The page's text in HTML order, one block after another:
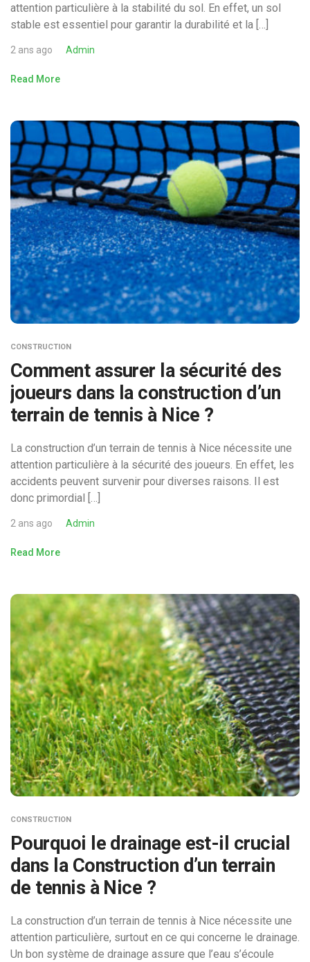
attention particulière à la stabilité du sol. En effet, un sol
stable est essentiel pour garantir la durabilité et la […]
2 ans ago Admin
Read More
CONSTRUCTION
Comment assurer la sécurité des
joueurs dans la construction d’un
terrain de tennis à Nice ?
La construction d’un terrain de tennis à Nice nécessite une
attention particulière à la sécurité des joueurs. En effet, les
accidents peuvent survenir pour diverses raisons. Il est
donc primordial […]
2 ans ago Admin
Read More
CONSTRUCTION
Pourquoi le drainage est-il crucial
dans la Construction d’un terrain
de tennis à Nice ?
La construction d’un terrain de tennis à Nice nécessite une
attention particulière, surtout en ce qui concerne le drainage.
Un bon système de drainage assure que l’eau s’écoule